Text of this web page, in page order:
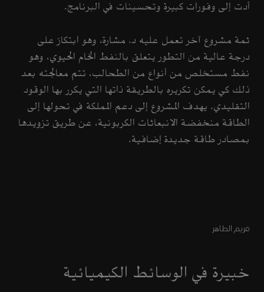
أدت إلى وفورات كبيرة وتحسينات في البرنامج.
ثمة مشروع آخر تعمل عليه د. مشارة، وهو ابتكارٌ على
درجة عالية من التطور يتعلق بالنفط الخام الحيوي، وهو
نفط مستخلص من أنواع من الطحالب، تتم معالجته بعد
ذلك كي يمكن تكريره بالطريقة ذاتها التي يكرر بها الوقود
التقليدي. يهدف المشروع إلى دعم المملكة في تحولها إلى
الطاقة منخفضة الانبعاثات الكربونية، عن طريق تزويدها
بمصادر طاقة جديدة إضافية.
مريم الطاهر
خبيرة في الوسائط الكيميائية